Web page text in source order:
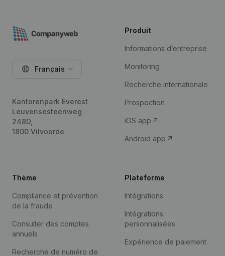
Français
Kantorenpark Everest
Leuvensesteenweg
248D,
1800 Vilvoorde
Produit
Informations d’entreprise
Monitoring
Recherche internationale
Prospection
iOS app
Android app
Thème
Compliance et prévention
de la fraude
Consulter des comptes
annuels
Recherche de numéro de
Plateforme
Intégrations
Intégrations
personnalisées
Expérience de paiement